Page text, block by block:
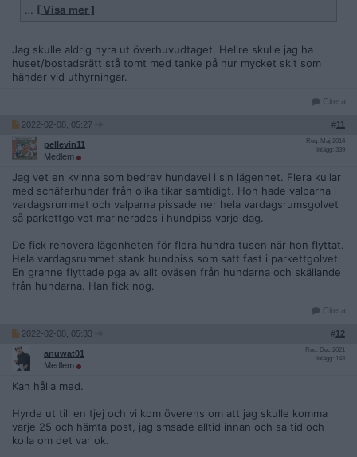
Jag har kommit till insikten att killar är mer skötsamma och
bra merit om hur man kan festa loss och skryta för sina
vänner och bekanta att man har lägenhet innan för tullarna
som inte är deras egna. Därför vill jag varna er som ska hyra
er bostad i andrahands, hyr aldrig ut till unga tjejer under 35
… [ Visa mer ]
Jag skulle aldrig hyra ut överhuvudtaget. Hellre skulle jag ha
huset/bostadsrätt stå tomt med tanke på hur mycket skit som
händer vid uthyrningar.
Citera
2022-02-08, 05:27 #11
pellevin11
Medlem
Reg: Maj 2014
Inlägg: 339
Jag vet en kvinna som bedrev hundavel i sin lägenhet. Flera kullar
med schäferhundar från olika tikar samtidigt. Hon hade valparna i
vardagsrummet och valparna pissade ner hela vardagsrumsgolvet
så parkettgolvet marinerades i hundpiss varje dag.
De fick renovera lägenheten för flera hundra tusen när hon flyttat.
Hela vardagsrummet stank hundpiss som satt fast i parkettgolvet.
En granne flyttade pga av allt oväsen från hundarna och skällande
från hundarna. Han fick nog.
Citera
2022-02-08, 05:33 #12
anuwat01
Medlem
Reg: Dec 2021
Inlägg: 143
Kan hålla med.
Hyrde ut till en tjej och vi kom överens om att jag skulle komma
varje 25 och hämta post, jag smsade alltid innan och sa tid och
kolla om det var ok.